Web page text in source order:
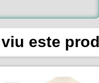
este